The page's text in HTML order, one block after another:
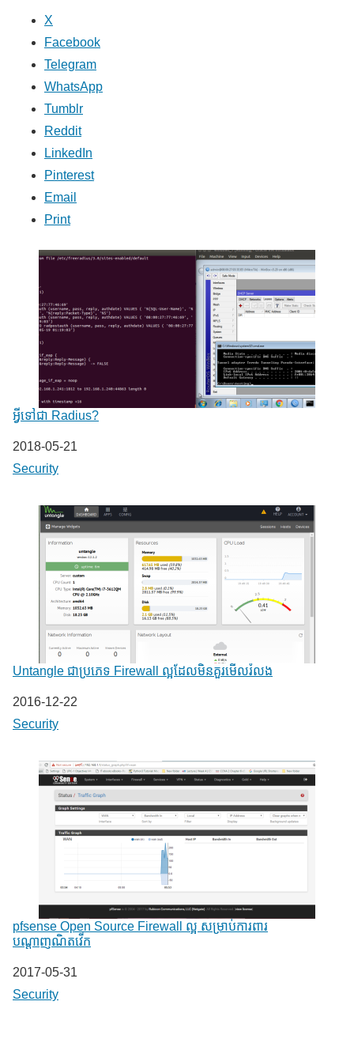
X
Facebook
Telegram
WhatsApp
Tumblr
Reddit
LinkedIn
Pinterest
Email
Print
អ្វីទៅជា Radius?
Date
2018-05-21
In relation to
Security
Untangle ជាប្រភេទ Firewall ល្អដែលមិនគួរមើលរំលង
Date
2016-12-22
In relation to
Security
pfsense Open Source Firewall ល្អ សម្រាប់ការពារ
បណ្តាញណិតវើក
Date
2017-05-31
In relation to
Security